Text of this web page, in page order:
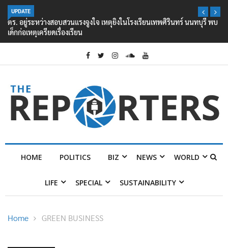
UPDATE
ตร. อยู่ระหว่างสอบสวนแรงจูงใจ เหตุยิงในโรงเรียนเทพศิรินทร์ นนทบุรี พบ
เด็กก่อเหตุเครียดเรื่องเรียน
HOME POLITICS BIZ NEWS WORLD
LIFE SPECIAL SUSTAINABILITY
Home GREEN BUSINESS